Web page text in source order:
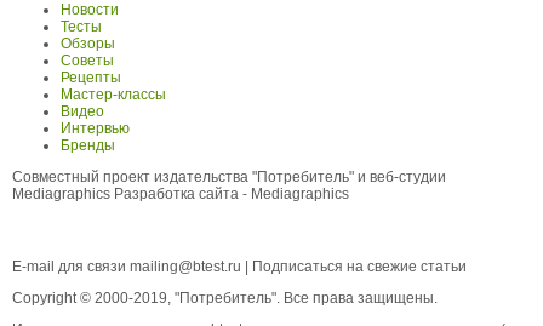
Новости
Тесты
Обзоры
Советы
Рецепты
Мастер-классы
Видео
Интервью
Бренды
Совместный проект издательства "Потребитель" и веб-студии
Mediagraphics Разработка сайта - Mediagraphics
E-mail для связи mailing@btest.ru
Подписаться на свежие статьи
Copyright © 2000-2019, "Потребитель". Все права защищены.